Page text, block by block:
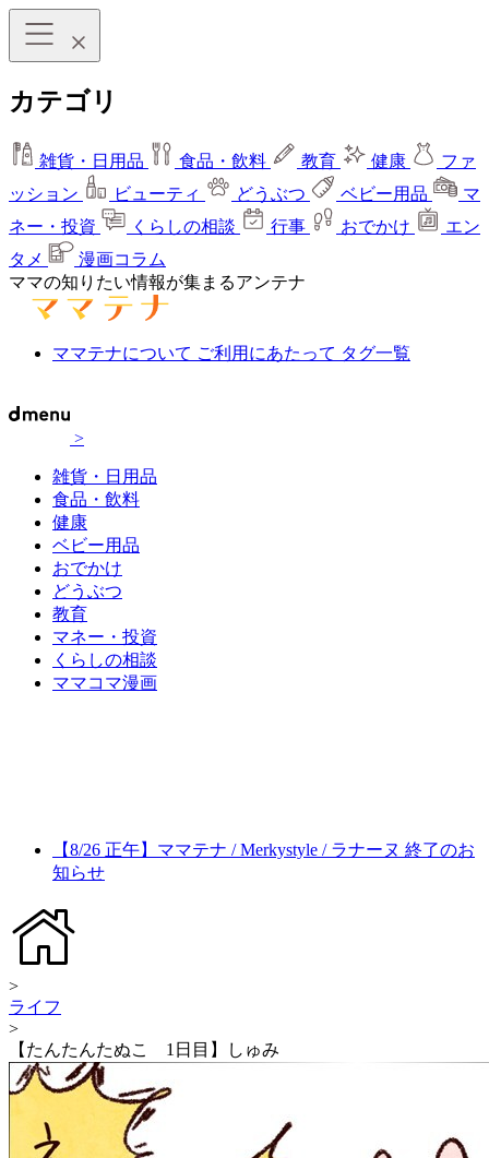
カテゴリ
雑貨・日用品 食品・飲料 教育 健康
ファ
ッション
ビューティ どうぶつ ベビー用品
マ
ネー・投資
くらしの相談 行事 おでかけ
エン
タメ
漫画コラム
ママの知りたい情報が集まるアンテナ
ママテナについて ご利用にあたって タグ一覧
>
雑貨・日用品
食品・飲料
健康
ベビー用品
おでかけ
どうぶつ
教育
マネー・投資
くらしの相談
ママコマ漫画
【8/26 正午】ママテナ / Merkystyle / ラナーヌ 終了のお
知らせ
>
ライフ
>
【たんたんたぬこ 1日目】しゅみ